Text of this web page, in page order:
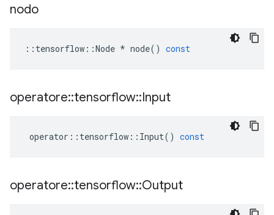
nodo
:: tensorflow ::Node * node() const
operatore::tensorflow::Input
operator :: tensorflow :: Input() const
operatore::tensorflow::Output